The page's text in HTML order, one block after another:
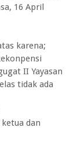
16 April
karena;
II Yayasan
tidak ada
dan